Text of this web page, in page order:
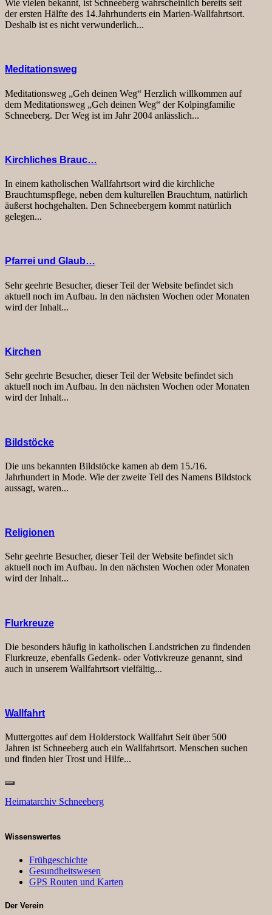
Wie vielen bekannt, ist Schneeberg wahrscheinlich bereits seit
der ersten Hälfte des 14.Jahrhunderts ein Marien-Wallfahrtsort.
Deshalb ist es nicht verwunderlich...
Meditationsweg
Meditationsweg „Geh deinen Weg“ Herzlich willkommen auf
dem Meditationsweg „Geh deinen Weg“ der Kolpingfamilie
Schneeberg. Der Weg ist im Jahr 2004 anlässlich...
Kirchliches Brauc…
In einem katholischen Wallfahrtsort wird die kirchliche
Brauchtumspflege, neben dem kulturellen Brauchtum, natürlich
äußerst hochgehalten. Den Schneebergern kommt natürlich
gelegen...
Pfarrei und Glaub…
Sehr geehrte Besucher, dieser Teil der Website befindet sich
aktuell noch im Aufbau. In den nächsten Wochen oder Monaten
wird der Inhalt...
Kirchen
Sehr geehrte Besucher, dieser Teil der Website befindet sich
aktuell noch im Aufbau. In den nächsten Wochen oder Monaten
wird der Inhalt...
Bildstöcke
Die uns bekannten Bildstöcke kamen ab dem 15./16.
Jahrhundert in Mode. Wie der zweite Teil des Namens Bildstock
aussagt, waren...
Religionen
Sehr geehrte Besucher, dieser Teil der Website befindet sich
aktuell noch im Aufbau. In den nächsten Wochen oder Monaten
wird der Inhalt...
Flurkreuze
Die besonders häufig in katholischen Landstrichen zu findenden
Flurkreuze, ebenfalls Gedenk- oder Votivkreuze genannt, sind
auch in unserem Wallfahrtsort vielfältig...
Wallfahrt
Muttergottes auf dem Holderstock Wallfahrt Seit über 500
Jahren ist Schneeberg auch ein Wallfahrtsort. Menschen suchen
und finden hier Trost und Hilfe...
Heimatarchiv Schneeberg
Wissenswertes
Frühgeschichte
Gesundheitswesen
GPS Routen und Karten
Der Verein